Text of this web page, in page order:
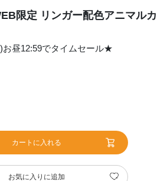
限定 リンガー配色アニマルカ
昼12:59でタイムセール★
カートに入れる
お気に入りに追加